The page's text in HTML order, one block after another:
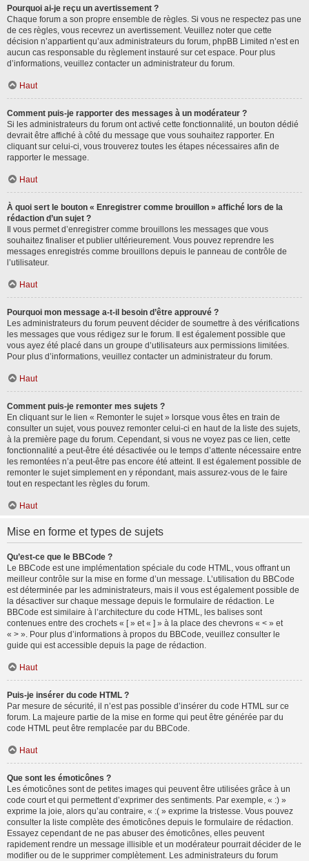
Pourquoi ai-je reçu un avertissement ?
Chaque forum a son propre ensemble de règles. Si vous ne respectez pas une
de ces règles, vous recevrez un avertissement. Veuillez noter que cette
décision n’appartient qu’aux administrateurs du forum, phpBB Limited n’est en
aucun cas responsable du règlement instauré sur cet espace. Pour plus
d’informations, veuillez contacter un administrateur du forum.
Haut
Comment puis-je rapporter des messages à un modérateur ?
Si les administrateurs du forum ont activé cette fonctionnalité, un bouton dédié
devrait être affiché à côté du message que vous souhaitez rapporter. En
cliquant sur celui-ci, vous trouverez toutes les étapes nécessaires afin de
rapporter le message.
Haut
À quoi sert le bouton « Enregistrer comme brouillon » affiché lors de la
rédaction d’un sujet ?
Il vous permet d’enregistrer comme brouillons les messages que vous
souhaitez finaliser et publier ultérieurement. Vous pouvez reprendre les
messages enregistrés comme brouillons depuis le panneau de contrôle de
l’utilisateur.
Haut
Pourquoi mon message a-t-il besoin d’être approuvé ?
Les administrateurs du forum peuvent décider de soumettre à des vérifications
les messages que vous rédigez sur le forum. Il est également possible que
vous ayez été placé dans un groupe d’utilisateurs aux permissions limitées.
Pour plus d’informations, veuillez contacter un administrateur du forum.
Haut
Comment puis-je remonter mes sujets ?
En cliquant sur le lien « Remonter le sujet » lorsque vous êtes en train de
consulter un sujet, vous pouvez remonter celui-ci en haut de la liste des sujets,
à la première page du forum. Cependant, si vous ne voyez pas ce lien, cette
fonctionnalité a peut-être été désactivée ou le temps d’attente nécessaire entre
les remontées n’a peut-être pas encore été atteint. Il est également possible de
remonter le sujet simplement en y répondant, mais assurez-vous de le faire
tout en respectant les règles du forum.
Haut
Mise en forme et types de sujets
Qu’est-ce que le BBCode ?
Le BBCode est une implémentation spéciale du code HTML, vous offrant un
meilleur contrôle sur la mise en forme d’un message. L’utilisation du BBCode
est déterminée par les administrateurs, mais il vous est également possible de
la désactiver sur chaque message depuis le formulaire de rédaction. Le
BBCode est similaire à l’architecture du code HTML, les balises sont
contenues entre des crochets « [ » et « ] » à la place des chevrons « < » et
« > ». Pour plus d’informations à propos du BBCode, veuillez consulter le
guide qui est accessible depuis la page de rédaction.
Haut
Puis-je insérer du code HTML ?
Par mesure de sécurité, il n’est pas possible d’insérer du code HTML sur ce
forum. La majeure partie de la mise en forme qui peut être générée par du
code HTML peut être remplacée par du BBCode.
Haut
Que sont les émoticônes ?
Les émoticônes sont de petites images qui peuvent être utilisées grâce à un
code court et qui permettent d’exprimer des sentiments. Par exemple, « :) »
exprime la joie, alors qu’au contraire, « :( » exprime la tristesse. Vous pouvez
consulter la liste complète des émoticônes depuis le formulaire de rédaction.
Essayez cependant de ne pas abuser des émoticônes, elles peuvent
rapidement rendre un message illisible et un modérateur pourrait décider de le
modifier ou de le supprimer complètement. Les administrateurs du forum